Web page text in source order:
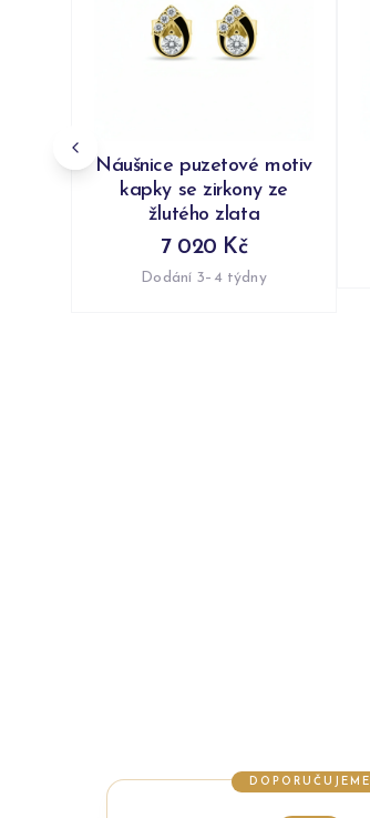
Náušnice puzetové motiv
kapky se zirkony ze
žlutého zlata
7 020 Kč
Dodání 3–4 týdny
DOPORUČUJEME